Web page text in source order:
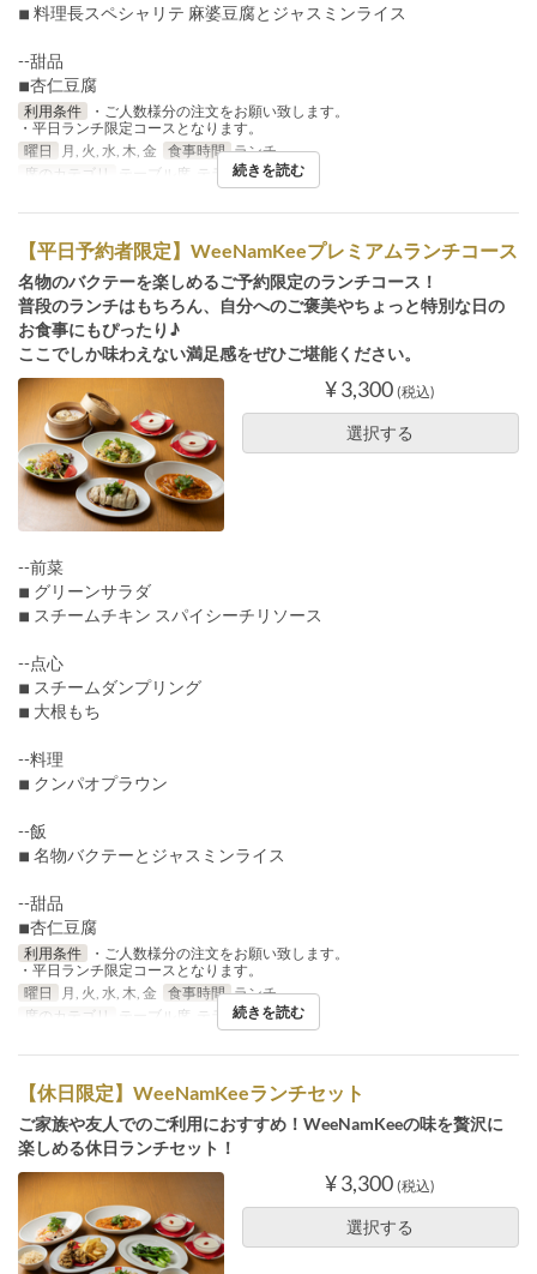
◾︎ 料理長スペシャリテ 麻婆豆腐とジャスミンライス
--甜品
◾︎杏仁豆腐
利用条件
・ご人数様分の注文をお願い致します。
・平日ランチ限定コースとなります。
曜日
月, 火, 水, 木, 金 食事時間 ランチ
席のカテゴリ
テーブル席, テラス席続きを読む
【平日予約者限定】WeeNamKeeプレミアムランチコース
名物のバクテーを楽しめるご予約限定のランチコース！
普段のランチはもちろん、自分へのご褒美やちょっと特別な日の
お食事にもぴったり♪
ここでしか味わえない満足感をぜひご堪能ください。
¥ 3,300 (税込)
選択する
--前菜
◾︎ グリーンサラダ
◾︎ スチームチキン スパイシーチリソース
--点心
◾︎ スチームダンプリング
◾︎ 大根もち
--料理
◾︎ クンパオプラウン
--飯
◾︎ 名物バクテーとジャスミンライス
--甜品
◾︎杏仁豆腐
利用条件
・ご人数様分の注文をお願い致します。
・平日ランチ限定コースとなります。
曜日
月, 火, 水, 木, 金 食事時間 ランチ
席のカテゴリ
テーブル席, テラス席続きを読む
【休日限定】WeeNamKeeランチセット
ご家族や友人でのご利用におすすめ！WeeNamKeeの味を贅沢に
楽しめる休日ランチセット！
¥ 3,300 (税込)
選択する